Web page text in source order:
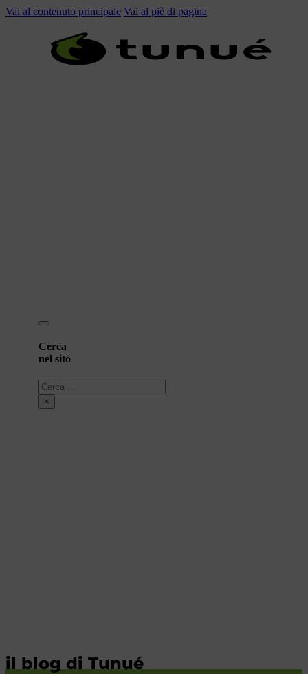
Vai al contenuto principale Vai al piè di pagina
Cerca
nel sito
Cerca
×
il blog di Tunué